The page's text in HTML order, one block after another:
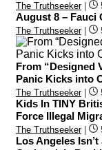
The Truthseeker|
August 8 – Fauci
The Truthseeker|
From “Designed
Panic Kicks into
The Truthseeker|
Kids In TINY
Force Illegal
The Truthseeker|
Los Angeles